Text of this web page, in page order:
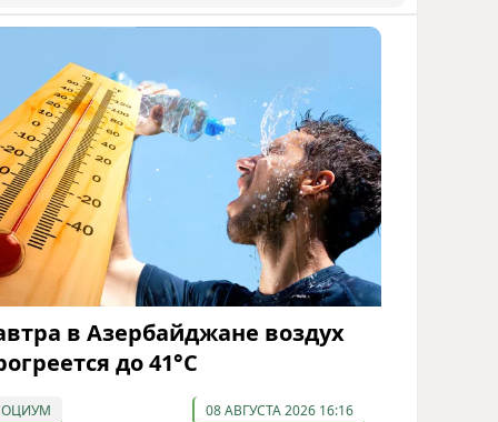
в Азербайджане воздух
до 41°С
08 АВГУСТА 2026 16:16